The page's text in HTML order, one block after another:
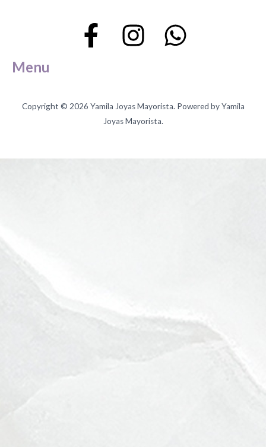
Menu
Copyright © 2026 Yamila Joyas Mayorista. Powered by Yamila
Joyas Mayorista.